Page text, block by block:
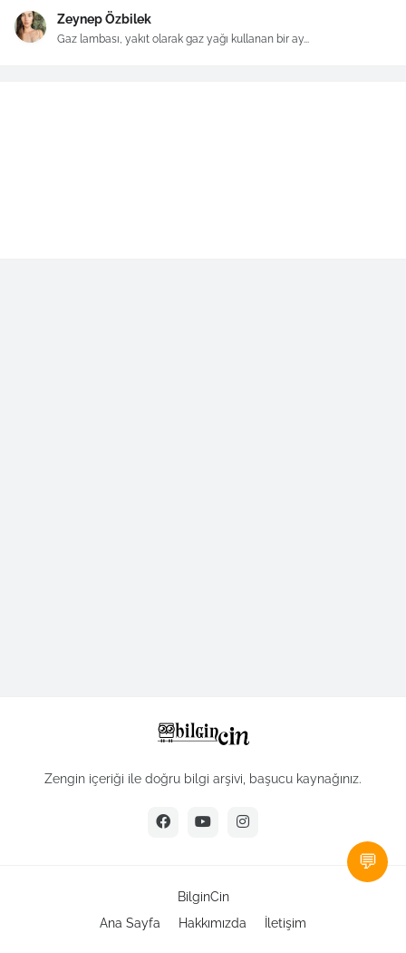
Zeynep Özbilek
Gaz lambası, yakıt olarak gaz yağı kullanan bir ay...
Zengin içeriği ile doğru bilgi arşivi, başucu kaynağınız.
BilginCin
Ana Sayfa
Hakkımızda İletişim
💬